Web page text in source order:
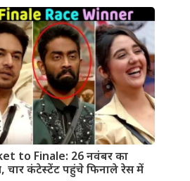
to Finale: 26 नवंबर का
चार कंटेस्टेंट पहुंचे फिनाले रेस में